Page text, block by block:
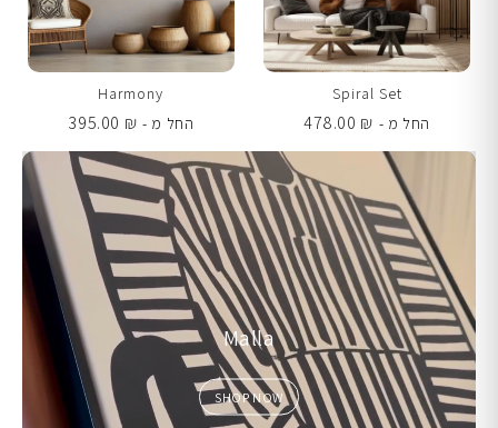
Spiral Set
החל מ -
478.00 ₪
Harmony
החל מ -
395.00 ₪
Malla
SHOP NOW